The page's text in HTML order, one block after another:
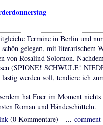
Termine in Berlin und
schön gelegen, mit literarischem
von Rosalind Solomon.
(SPIONE! SCHWULE!
werden soll, tendiere ich
hat Foer im Moment
Roman und Händeschütteln.
(0 Kommentare) ... comment